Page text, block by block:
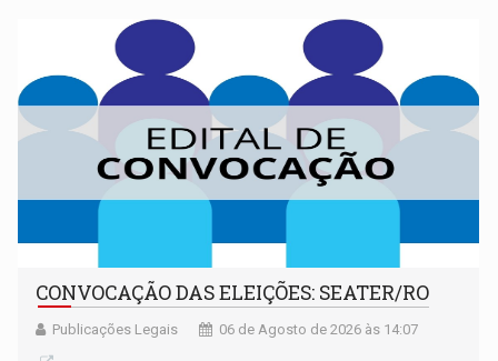
CONVOCAÇÃO DAS ELEIÇÕES: SEATER/RO
Publicações Legais 06 de Agosto de 2026 às 14:07